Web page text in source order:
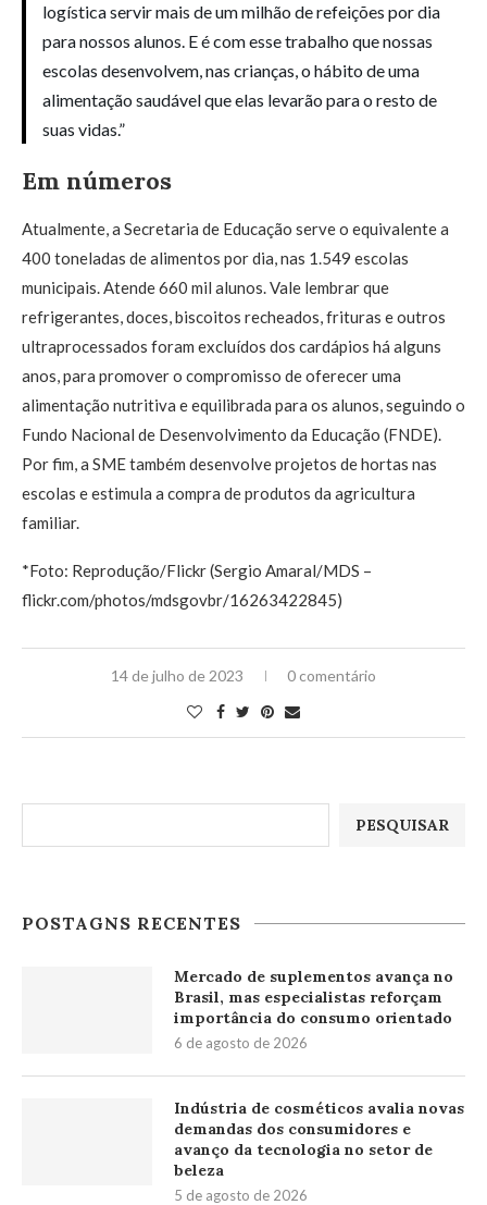
logística servir mais de um milhão de refeições por dia
para nossos alunos. E é com esse trabalho que nossas
escolas desenvolvem, nas crianças, o hábito de uma
alimentação saudável que elas levarão para o resto de
suas vidas.”
Em números
Atualmente, a Secretaria de Educação serve o equivalente a
400 toneladas de alimentos por dia, nas 1.549 escolas
municipais. Atende 660 mil alunos. Vale lembrar que
refrigerantes, doces, biscoitos recheados, frituras e outros
ultraprocessados foram excluídos dos cardápios há alguns
anos, para promover o compromisso de oferecer uma
alimentação nutritiva e equilibrada para os alunos, seguindo o
Fundo Nacional de Desenvolvimento da Educação (FNDE).
Por fim, a SME também desenvolve projetos de hortas nas
escolas e estimula a compra de produtos da agricultura
familiar.
*Foto: Reprodução/Flickr (Sergio Amaral/MDS –
flickr.com/photos/mdsgovbr/16263422845)
14 de julho de 2023 0 comentário
PESQUISAR
POSTAGNS RECENTES
Mercado de suplementos avança no
Brasil, mas especialistas reforçam
importância do consumo orientado
6 de agosto de 2026
Indústria de cosméticos avalia novas
demandas dos consumidores e
avanço da tecnologia no setor de
beleza
5 de agosto de 2026